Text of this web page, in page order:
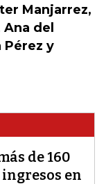
Manjarrez,
del
Pérez y
de 160
ingresos en